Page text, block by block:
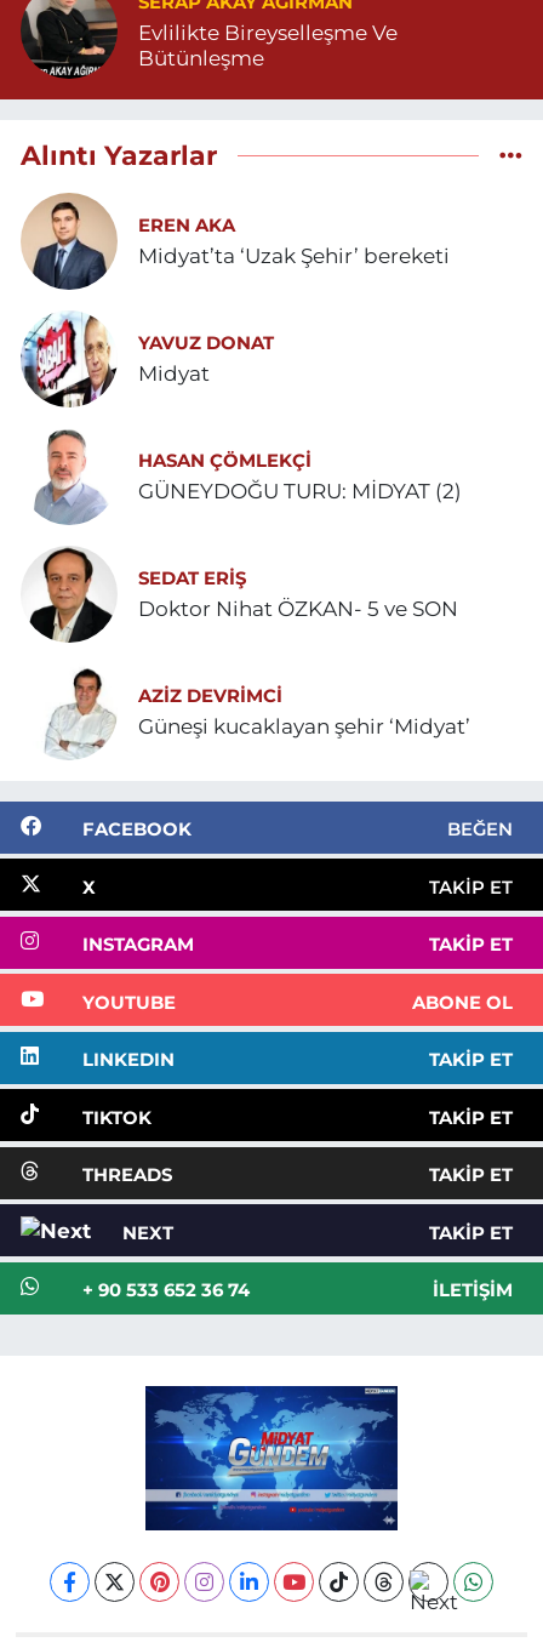
Evlilikte Bireyselleşme Ve
Bütünleşme
Alıntı Yazarlar
EREN AKA
Midyat’ta ‘Uzak Şehir’ bereketi
YAVUZ DONAT
Midyat
HASAN ÇÖMLEKÇİ
GÜNEYDOĞU TURU: MİDYAT (2)
SEDAT ERİŞ
Doktor Nihat ÖZKAN- 5 ve SON
AZIZ DEVRIMCI
Güneşi kucaklayan şehir ‘Midyat’
FACEBOOK BEĞEN
X TAKIP ET
INSTAGRAM TAKIP ET
YOUTUBE ABONE OL
LINKEDIN TAKIP ET
TIKTOK TAKIP ET
THREADS TAKIP ET
NEXT TAKIP ET
+ 90 533 652 36 74 İLETIŞIM